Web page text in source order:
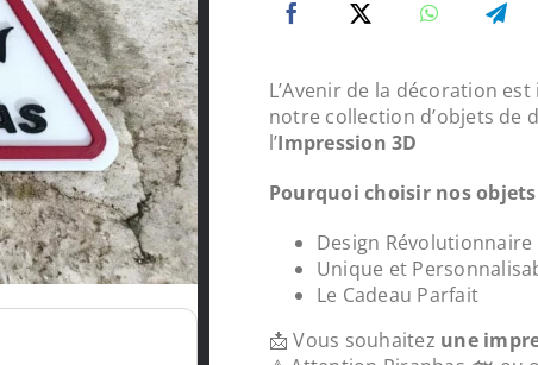
L’Avenir de la décoration
notre collection d’objets de
l’Impression 3D
Pourquoi choisir nos
Design Révolutionnaire
Unique et
Le Cadeau Parfait
📩 Vous souhaitez une